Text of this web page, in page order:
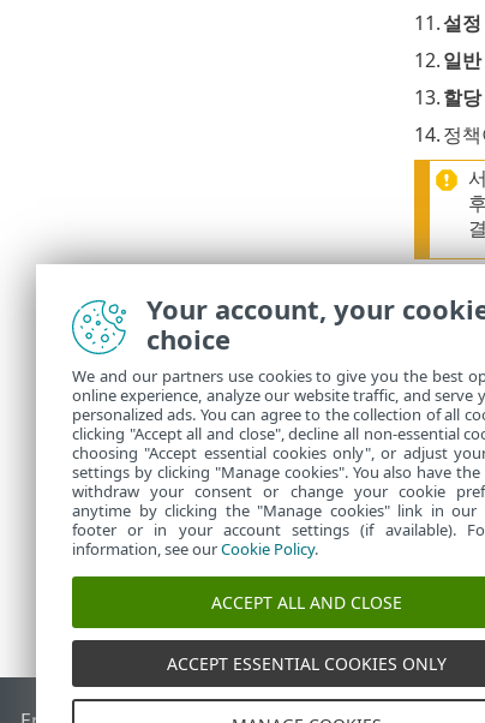
11.설정
12.일반
13.할당
14.정책
에 연
장
니다.
17.모든
습니
Your account, your
choice
We and our partners use cookies to give you the best
online experience, analyze our website traffic, and serve
personalized ads. You can agree to the collection of all
clicking "Accept all and close", decline all non-essential
choosing "Accept essential cookies only", or adjust
settings by clicking "Manage cookies". You also have
withdraw your consent or change your cookie
anytime by clicking the "Manage cookies" link in our
footer or in your account settings (if available).
information, see ourCookie Policy.
ACCEPT ALL AND CLOSE
ACCEPT ESSENTIAL COOKIES ONLY